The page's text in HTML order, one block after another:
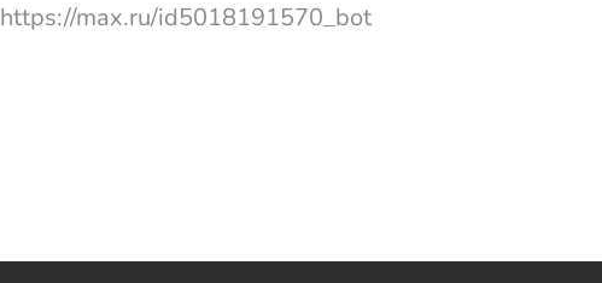
https://max.ru/id5018191570_bot